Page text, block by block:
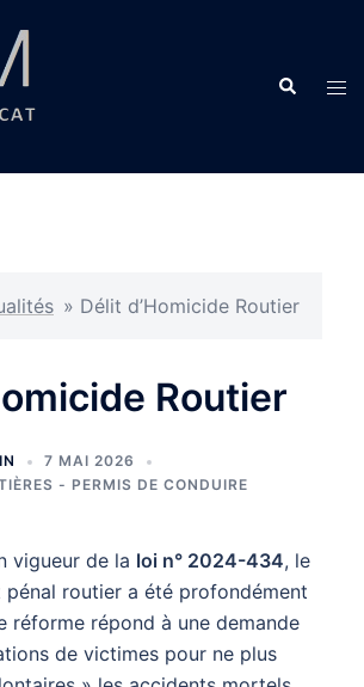
» Délit d’Homicide Routier
Routier
7 MAI 2026
- PERMIS DE CONDUIRE
vigueur de la loi n° 2024-434, le
routier a été profondément
réforme répond à une demande
de victimes pour ne plus